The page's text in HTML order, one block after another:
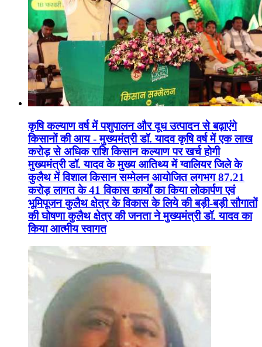
कृषि कल्याण वर्ष में पशुपालन और दूध उत्पादन से बढ़ाएंगे
किसानों की आय - मुख्यमंत्री डॉ. यादव कृषि वर्ष में एक लाख
करोड़ से अधिक राशि किसान कल्याण पर खर्च होगी
मुख्यमंत्री डॉ. यादव के मुख्य आतिथ्य में ग्वालियर जिले के
कुलैथ में विशाल किसान सम्मेलन आयोजित लगभग 87.21
करोड़ लागत के 41 विकास कार्यों का किया लोकार्पण एवं
भूमिपूजन कुलैथ क्षेत्र के विकास के लिये की बड़ी-बड़ी सौगातों
की घोषणा कुलैथ क्षेत्र की जनता ने मुख्यमंत्री डॉ. यादव का
किया आत्मीय स्वागत